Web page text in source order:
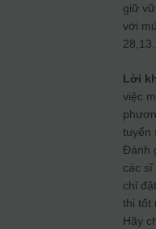
giữ
với
28,13.
Lời
việc
tuyển
Đánh
các sĩ
chỉ
thi tốt
Hãy